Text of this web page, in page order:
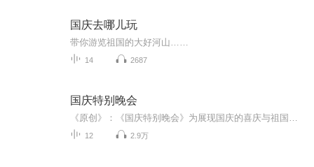
国庆去哪儿玩
带你游览祖国的大好河山……
14 2687
国庆特别晚会
12 2.9万